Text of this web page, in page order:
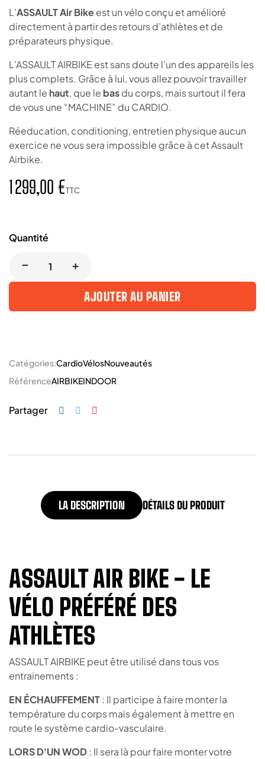
L’ASSAULT Air Bikeest un vélo conçu et amélioré
directement à partir des retours d’athlètes et de
préparateurs physique.
L’ASSAULT AIRBIKE est sans doute l’un des appareils les
plus complets. Grâce à lui, vous allez pouvoir travailler
autant le haut, que le basdu corps, mais surtout il fera
de vous une “MACHINE” du CARDIO.
Réeducation, conditioning, entretien physique aucun
exercice ne vous sera impossible grâce à cet Assault
Airbike.
1 299,00 €TTC
Quantité
AJOUTER AU PANIER
Catégories:CardioVélosNouveautés
RéférenceAIRBIKEINDOOR
Partager
LA DESCRIPTION DÉTAILS DU PRODUIT
ASSAULT AIR BIKE - LE
VÉLO PRÉFÉRÉ DES
ATHLÈTES
ASSAULT AIRBIKE peut être utilisé dans tous vos
entrainements :
EN ÉCHAUFFEMENT: Il participe à faire monter la
température du corps mais également à mettre en
route le système cardio-vasculaire.
LORS D'UN WOD: Il sera là pour faire monter votre